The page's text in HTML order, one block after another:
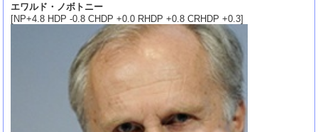
エワルド・ノボトニー
[NP+4.8 HDP -0.8 CHDP +0.0 RHDP +0.8 CRHDP +0.3]